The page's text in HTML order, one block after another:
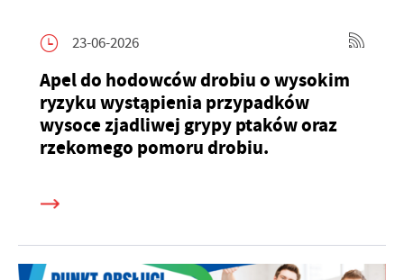
23-06-2026
Apel do hodowców drobiu o wysokim
ryzyku wystąpienia przypadków
wysoce zjadliwej grypy ptaków oraz
rzekomego pomoru drobiu.